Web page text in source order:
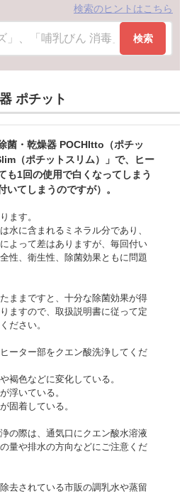
検索のヒントはこちら
検索
ポチット
菌・乾燥器 POCHItto（ポチッ
（ポチット​スリム）」で、ヒー
も1回の使用で白くなってしまう
いてしまうのですが）。
ます。
水に含まれるミネラル分であり、
よって差はありますが、毎回付い
性、衛生性、除菌効果ともに問題
ままですと、十分な除菌効果が得
ますので、取扱説明書に従って定
ださい。
ーター部をクエン酸洗浄してくだ
褐色などに変化している。
浮いている。
固着している。
の際は、通気口にクエン酸水溶液
量や排水の方向などにご注意くだ
去されている市販の調乳水や蒸留